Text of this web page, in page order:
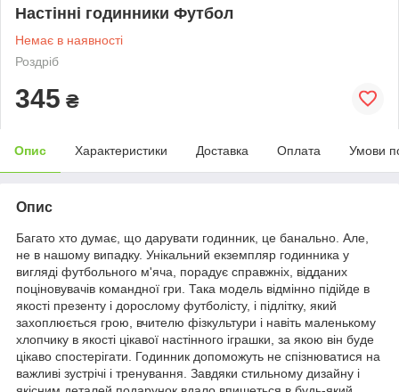
Настінні годинники Футбол
Немає в наявності
Роздріб
345 ₴
Опис Характеристики Доставка Оплата Умови
Опис
Багато хто думає, що дарувати годинник, це банально. Але,
не в нашому випадку. Унікальний екземпляр годинника у
вигляді футбольного м'яча, порадує справжніх, відданих
поціновувачів командної гри. Така модель відмінно підійде в
якості презенту і дорослому футболісту, і підлітку, який
захоплюється грою, вчителю фізкультури і навіть маленькому
хлопчику в якості цікавої настінного іграшки, за якою він буде
цікаво спостерігати. Годинник допоможуть не спізнюватися на
важливі зустрічі і тренування. Завдяки стильному дизайну і